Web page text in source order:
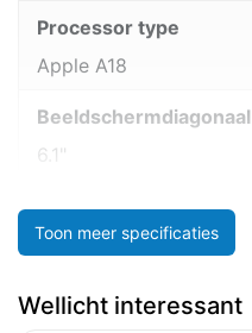
Processor type
Apple A18
Beeldschermdiagonaal
6.1"
Toon meer specificaties
Wellicht interessant